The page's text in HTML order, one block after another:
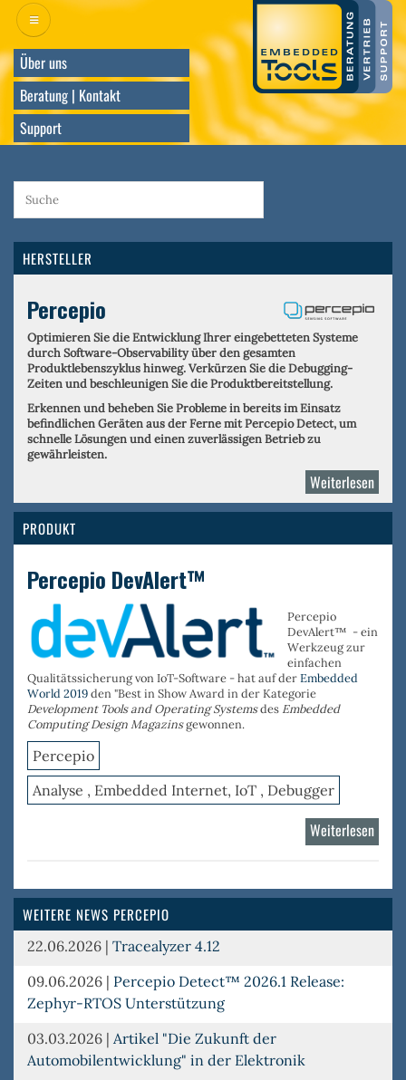
Direkt
zum
InhaltÜber uns
Beratung | Kontakt
Support
HERSTELLER
Percepio
Optimieren Sie die Entwicklung Ihrer eingebetteten Systeme
durch Software-Observability über den gesamten
Produktlebenszyklus hinweg. Verkürzen Sie die Debugging-
Zeiten und beschleunigen Sie die Produktbereitstellung.
Erkennen und beheben Sie Probleme in bereits im Einsatz
befindlichen Geräten aus der Ferne mit Percepio Detect, um
schnelle Lösungen und einen zuverlässigen Betrieb zu
gewährleisten.
Weiterlesen
PRODUKT
Percepio DevAlert™
Percepio
DevAlert™ - ein
Werkzeug zur
einfachen
Qualitätssicherung von IoT-Software - hat auf derEmbedded
World 2019den "Best in Show Award in der Kategorie
Development Tools and Operating Systemsdes Embedded
Computing Design Magazinsgewonnen.
Percepio
Analyse , Embedded Internet, IoT , Debugger
Weiterlesen
WEITERE NEWS PERCEPIO
22.06.2026 | Tracealyzer 4.12
09.06.2026 | Percepio Detect™ 2026.1 Release:
Zephyr-RTOS Unterstützung
03.03.2026 | Artikel "Die Zukunft der
Automobilentwicklung" in der Elektronik